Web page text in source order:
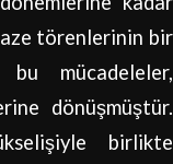
törenlerinin bir
bu mücadeleler,
dönüşmüştür.
birlikte